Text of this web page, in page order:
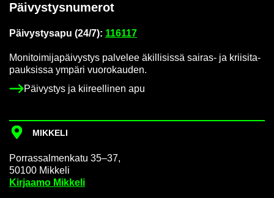
Päi­vys­tys­nu­me­rot
Päi­vys­tys­a­pu (24/7): 116117
Mo­ni­toi­mi­ja­päi­vys­tys pal­ve­lee äkil­li­sis­sä sairas-​ ja krii­si­ta­
pauk­sis­sa ym­pä­ri vuo­ro­kau­den.
Päi­vys­tys ja kii­reel­li­nen apu
MIK­KE­LI
Por­ras­sal­men­ka­tu 35–37,
50100 Mik­ke­li
Kir­jaa­mo Mik­ke­li